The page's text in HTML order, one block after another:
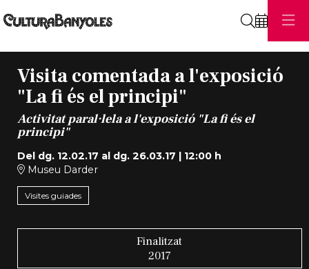
Visita comentada a l'exposició
"La fi és el principi"
Activitat paral·lela a l'exposició "La fi és el
principi"
Del dg. 12.02.17 al dg. 26.03.17 | 12:00 h
Museu Darder
Visites guiades
Finalitzat
2017